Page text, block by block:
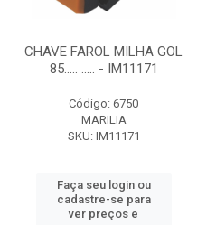
CHAVE FAROL MILHA GOL
85..... ..... - IM11171
Código: 6750
MARILIA
SKU: IM11171
Faça seu login ou
cadastre-se para
ver preços e